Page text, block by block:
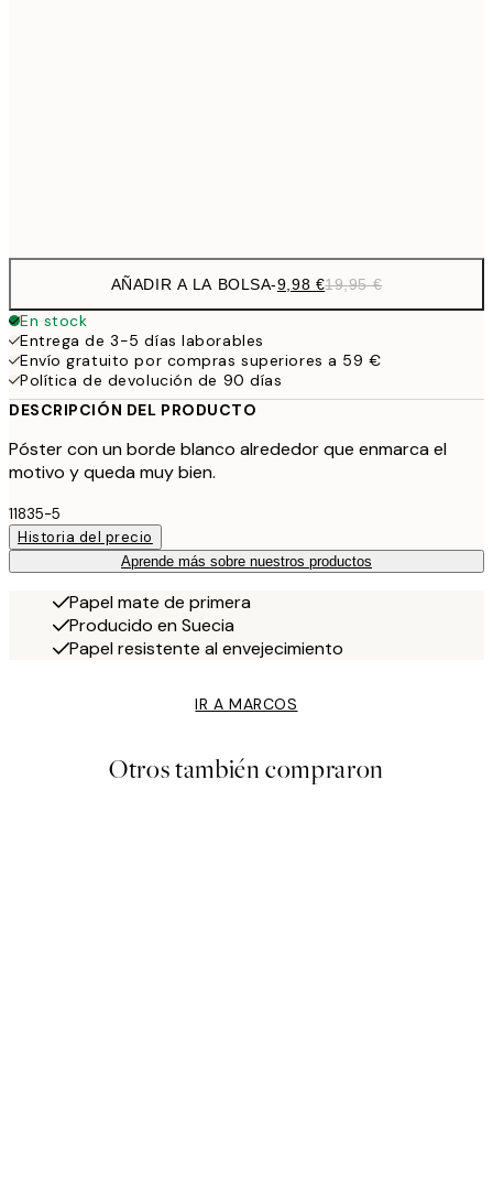
AÑADIR A LA BOLSA-9,98 €19,95 €
En stock
Entrega de 3-5 días laborables
Envío gratuito por compras superiores a 59 €
Política de devolución de 90 días
DESCRIPCIÓN DEL PRODUCTO
Póster con un borde blanco alrededor que enmarca el
motivo y queda muy bien.
11835-5
Historia del precio
Aprende más sobre nuestros productos
Papel mate de primera
Producido en Suecia
Papel resistente al envejecimiento
IR A MARCOS
Otros también compraron